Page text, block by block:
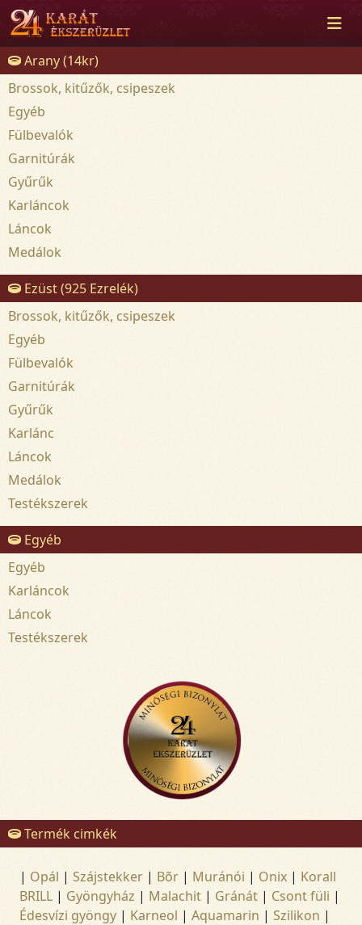
Arany (14kr)
Brossok, kitűzők, csipeszek
Egyéb
Fülbevalók
Garnitúrák
Gyűrűk
Karláncok
Láncok
Medálok
Ezüst (925 Ezrelék)
Brossok, kitűzők, csipeszek
Egyéb
Fülbevalók
Garnitúrák
Gyűrűk
Karlánc
Láncok
Medálok
Testékszerek
Egyéb
Egyéb
Karláncok
Láncok
Testékszerek
Termék cimkék
| Opál | Szájstekker | Bõr | Muránói | Onix | Korall
BRILL | Gyöngyház | Malachit | Gránát | Csont füli |
Édesvízi gyöngy | Karneol | Aquamarin | Szilikon |